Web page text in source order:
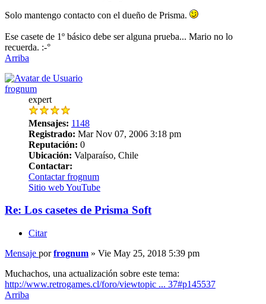
Solo mantengo contacto con el dueño de Prisma.
Ese casete de 1º básico debe ser alguna prueba... Mario no lo
recuerda. :-°
Arriba
frognum
expert
Mensajes: 1148
Registrado: Mar Nov 07, 2006 3:18 pm
Reputación: 0
Ubicación: Valparaíso, Chile
Contactar:
Contactar frognum
Sitio webYouTube
Re: Los casetes de Prisma Soft
Citar
Mensaje porfrognum » Vie May 25, 2018 5:39 pm
Muchachos, una actualización sobre este tema:
http://www.retrogames.cl/foro/viewtopic ... 37#p145537
Arriba